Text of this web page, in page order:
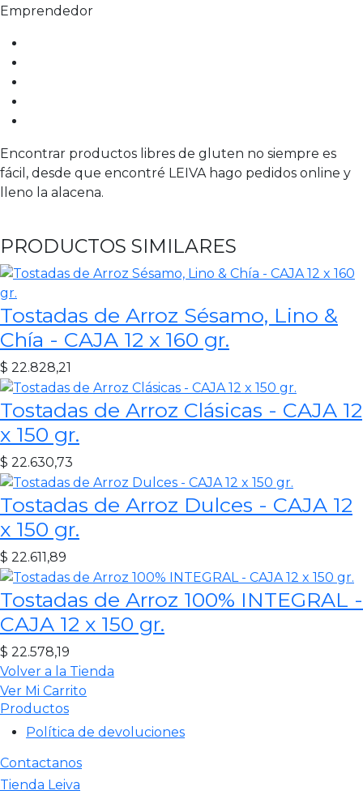
Emprendedor
Encontrar productos libres de gluten no siempre es
fácil, desde que encontré LEIVA hago pedidos online y
lleno la alacena.
PRODUCTOS SIMILARES
Tostadas de Arroz Sésamo, Lino &
Chía - CAJA 12 x 160 gr.
$ 22.828,21
Tostadas de Arroz Clásicas - CAJA 12
x 150 gr.
$ 22.630,73
Tostadas de Arroz Dulces - CAJA 12
x 150 gr.
$ 22.611,89
Tostadas de Arroz 100% INTEGRAL -
CAJA 12 x 150 gr.
$ 22.578,19
Volver a la Tienda
Ver Mi Carrito
Productos
Política de devoluciones
Contactanos
Tienda Leiva